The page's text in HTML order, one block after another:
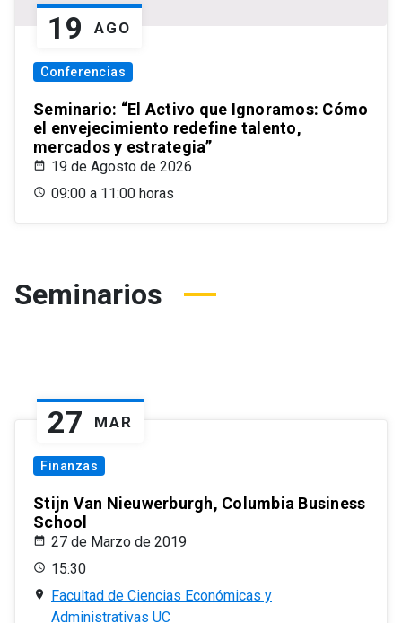
19 AGO
Conferencias
Seminario: “El Activo que Ignoramos: Cómo
el envejecimiento redefine talento,
mercados y estrategia”
19 de Agosto de 2026
09:00 a 11:00 horas
Seminarios
27 MAR
Finanzas
Stijn Van Nieuwerburgh, Columbia Business
School
27 de Marzo de 2019
15:30
Facultad de Ciencias Económicas y
Administrativas UC